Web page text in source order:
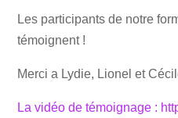
Les participants de notre
témoignent !
Merci a Lydie, Lionel et
La vidéo de témoignage :